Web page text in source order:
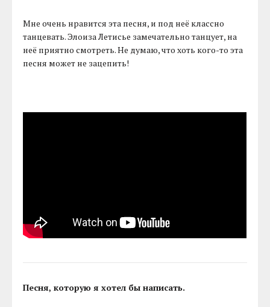
Мне очень нравится эта песня, и под неё классно
танцевать. Элоиза Летисье замечательно танцует, на
неё приятно смотреть. Не думаю, что хоть кого-то эта
песня может не зацепить!
Песня, которую я хотел бы написать.